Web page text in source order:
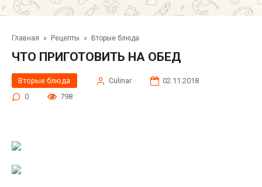
Главная » Рецепты » Вторые блюда
ЧТО ПРИГОТОВИТЬ НА ОБЕД
Вторые блюда Сulinar
02.11.2018
0
798